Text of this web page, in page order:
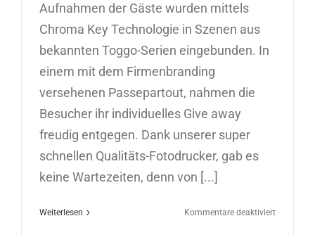
Aufnahmen der Gäste wurden mittels
Chroma Key Technologie in Szenen aus
bekannten Toggo-Serien eingebunden. In
einem mit dem Firmenbranding
versehenen Passepartout, nahmen die
Besucher ihr individuelles Give away
freudig entgegen. Dank unserer super
schnellen Qualitäts-Fotodrucker, gab es
keine Wartezeiten, denn von [...]
Weiterlesen Kommentare deaktiviertfür